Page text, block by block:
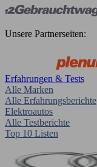
Unsere Partnerseiten:
Erfahrungen & Tests
Alle Marken
Alle Erfahrungsberichte
Elektroautos
Alle Testberichte
Top 10 Listen